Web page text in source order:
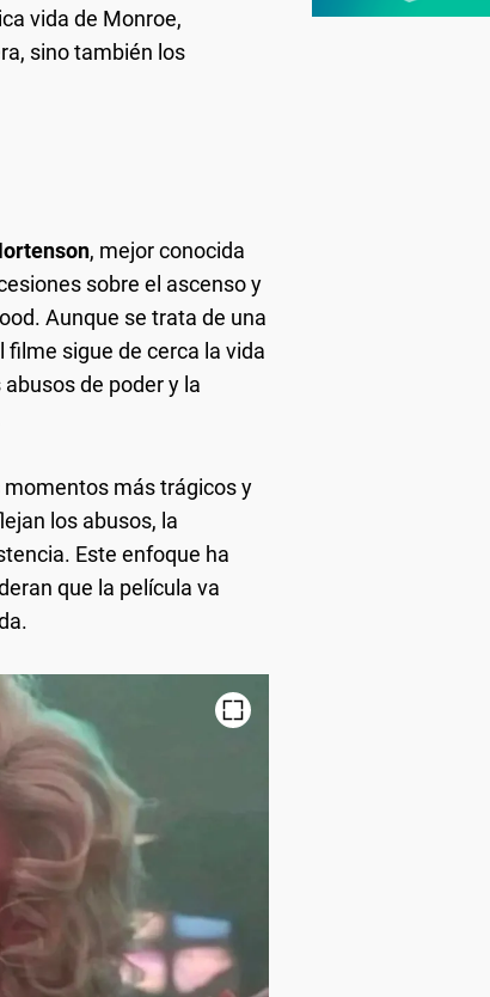
vida de Monroe,
sino también los
, mejor conocida
sobre el ascenso y
Aunque se trata de una
filme sigue de cerca la vida
de poder y la
más trágicos y
los abusos, la
Este enfoque ha
que la película va